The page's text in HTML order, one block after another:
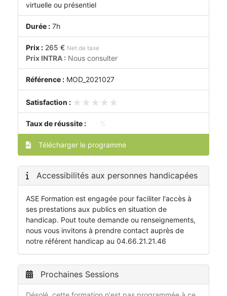
virtuelle ou présentiel
Durée : 7h
Prix : 265 € Net de taxe
Prix INTRA : Nous consulter
Référence : MOD_2021027
Satisfaction : ★★★★★
★★★★★
Taux de réussite : - %
Télécharger le programme
Accessibilités aux personnes handicapées
ASE Formation est engagée pour faciliter l'accès à
ses prestations aux publics en situation de
handicap. Pout toute demande ou renseignements,
nous vous invitons à prendre contact auprès de
notre référent handicap au 04.66.21.21.46
Prochaines Sessions